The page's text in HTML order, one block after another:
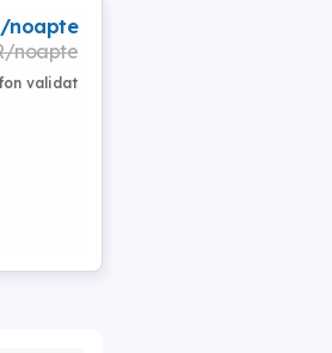
noapte
noapte
validat